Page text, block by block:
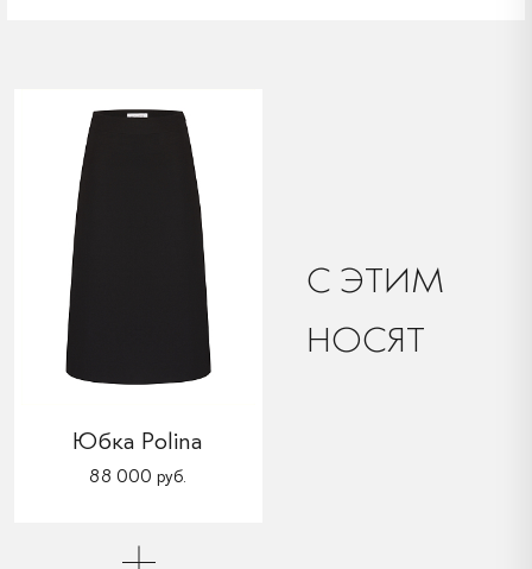
C ЭТИМ
НОСЯТ
Юбка Polina
88 000 руб.